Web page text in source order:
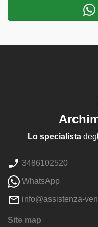
Lo specialista
3486102520
WhatsApp
info@assistenza-
Site map